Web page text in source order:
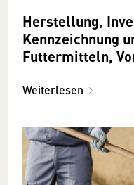
Herstellung,
Kennzeichnung
Futtermitteln,
Weiterlesen